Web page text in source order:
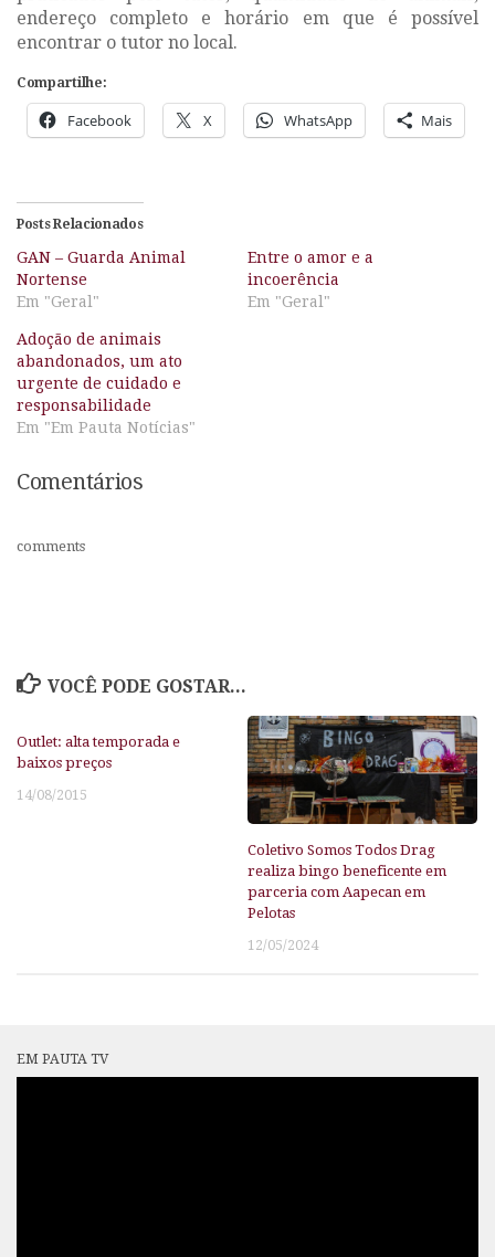
endereço completo e horário em que é possível
encontrar o tutor no local.
Compartilhe:
Facebook X WhatsApp Mais
Posts Relacionados
GAN – Guarda Animal
Nortense
Em "Geral"
Entre o amor e a
incoerência
Em "Geral"
Adoção de animais
abandonados, um ato
urgente de cuidado e
responsabilidade
Em "Em Pauta Notícias"
Comentários
comments
VOCÊ PODE GOSTAR...
Outlet: alta temporada e
baixos preços
14/08/2015
Coletivo Somos Todos Drag
realiza bingo beneficente em
parceria com Aapecan em
Pelotas
12/05/2024
EM PAUTA TV